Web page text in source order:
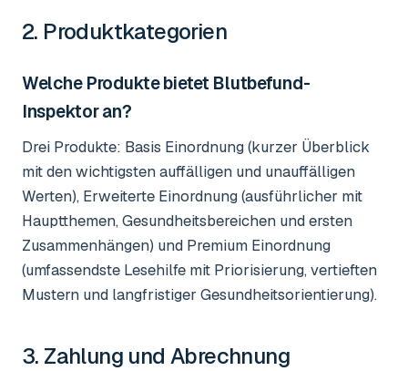
2. Produktkategorien
Welche Produkte bietet Blutbefund-
Inspektor an?
Drei Produkte: Basis Einordnung (kurzer Überblick
mit den wichtigsten auffälligen und unauffälligen
Werten), Erweiterte Einordnung (ausführlicher mit
Hauptthemen, Gesundheitsbereichen und ersten
Zusammenhängen) und Premium Einordnung
(umfassendste Lesehilfe mit Priorisierung, vertieften
Mustern und langfristiger Gesundheitsorientierung).
3. Zahlung und Abrechnung